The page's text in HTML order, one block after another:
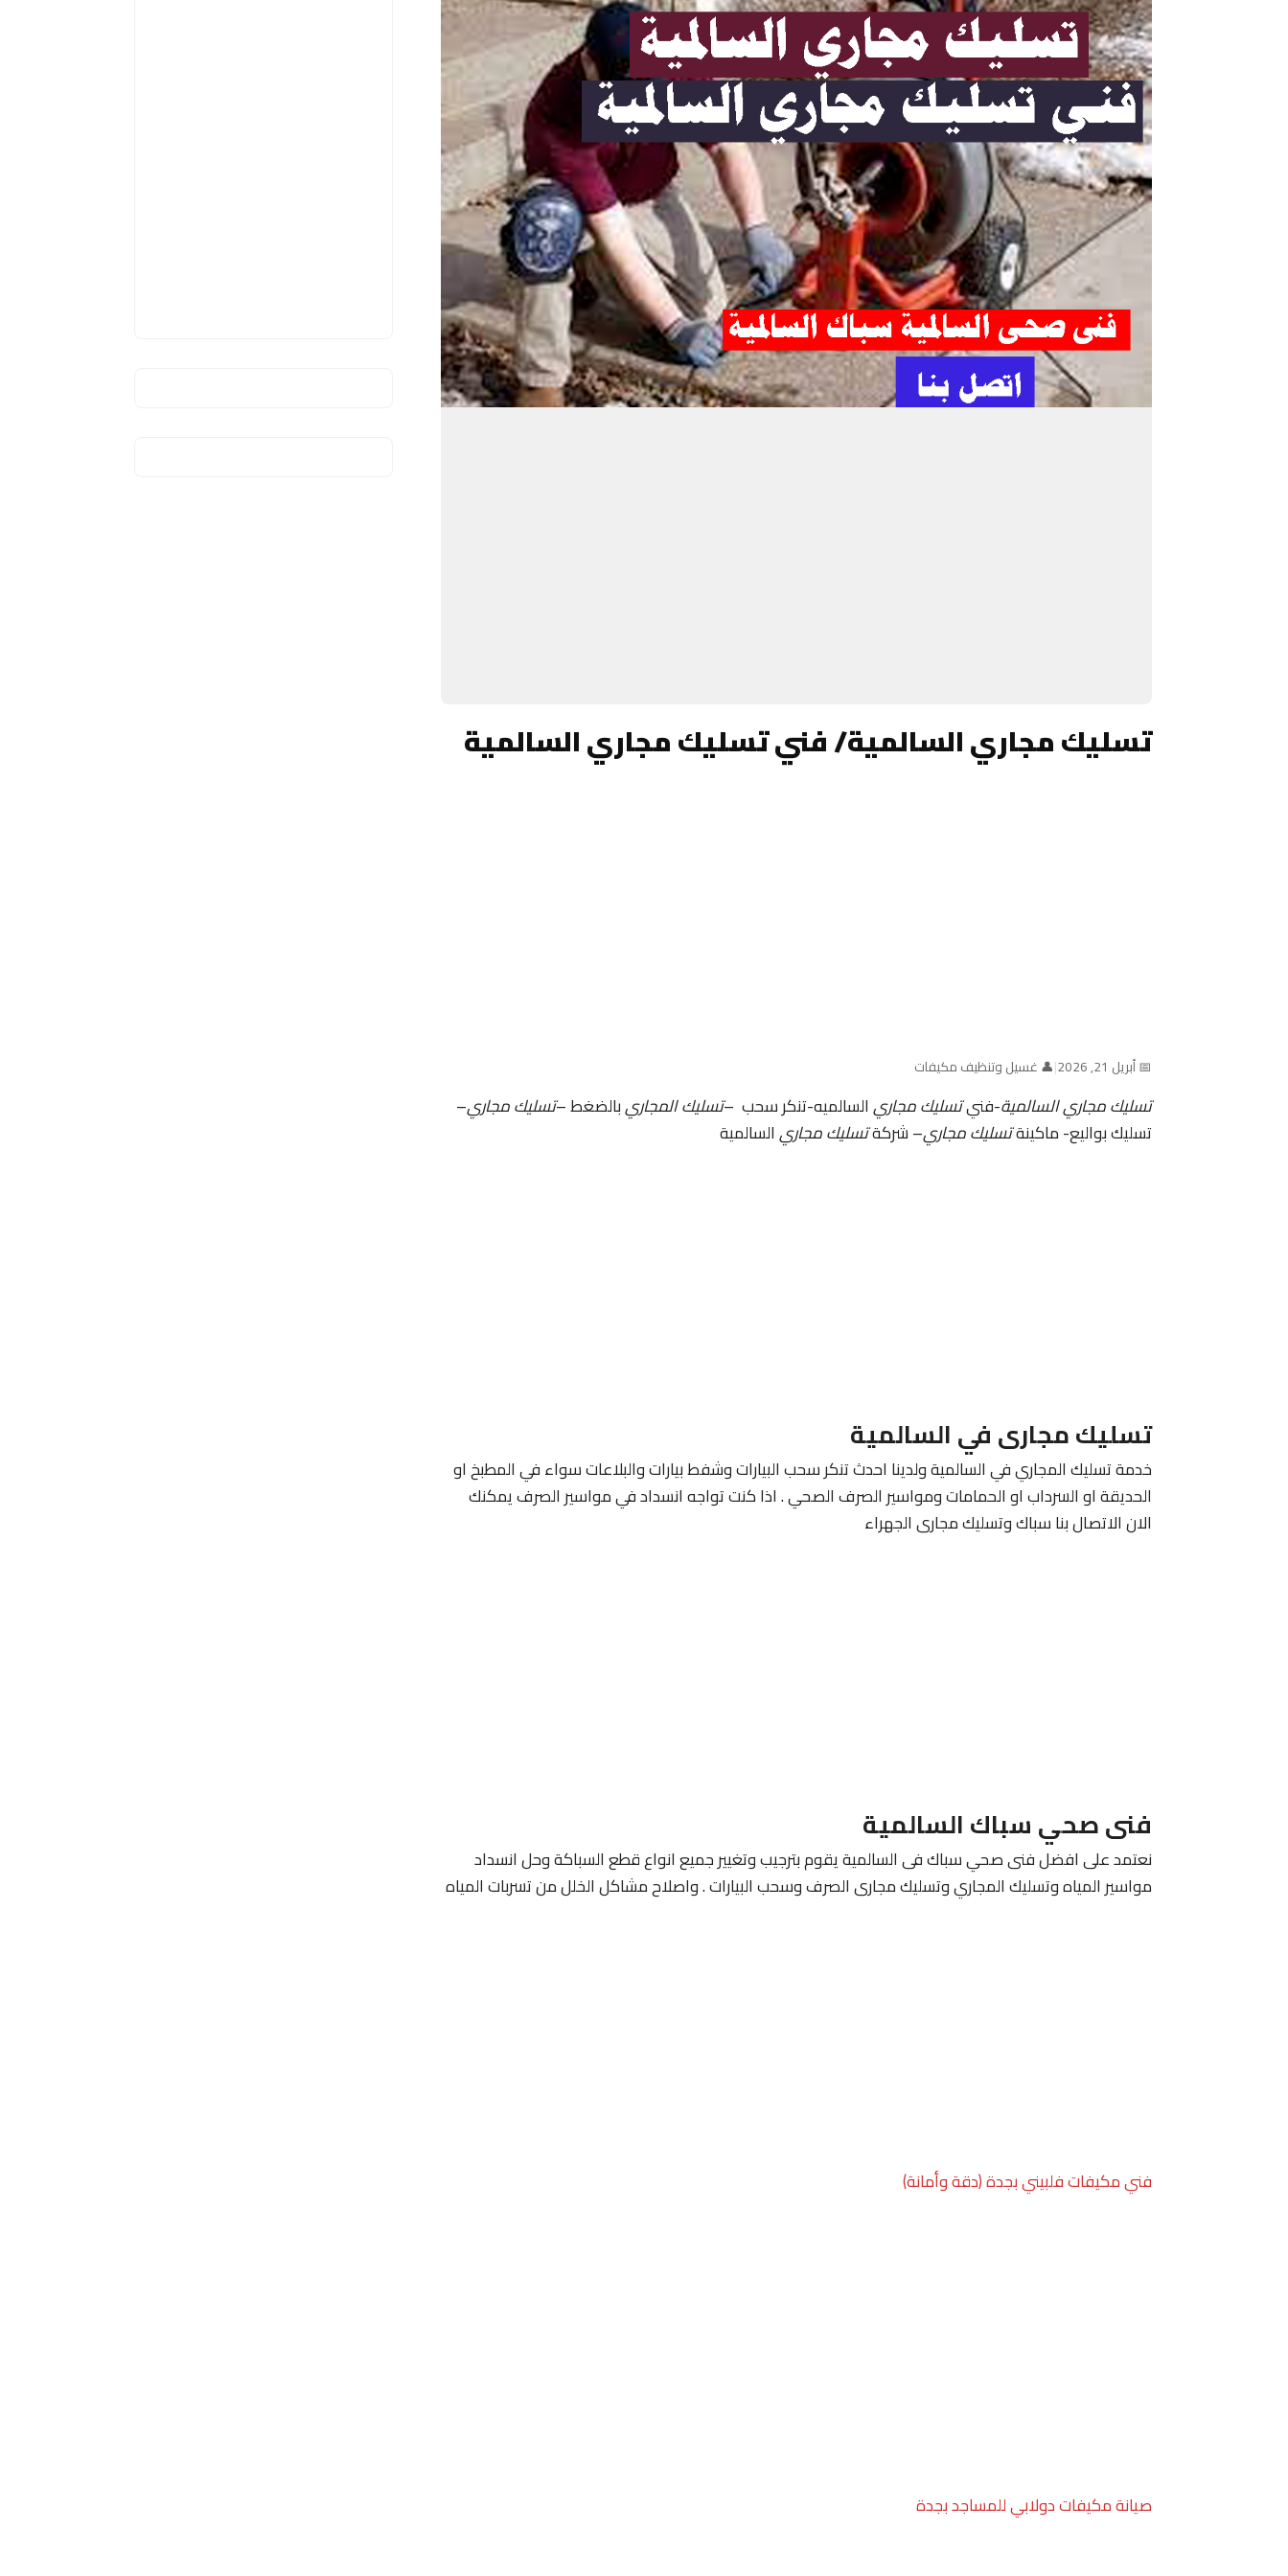
تسليك مجاري السالمية/ فني تسليك مجاري السالمية
📅 أبريل 21, 2026 |👤 غسيل وتنظيف مكيفات
تسليك مجاري السالمية-فنيتسليك مجاريالسالميه-تنكر سحب –تسليك المجاريبالضغط –تسليك مجاري–
تسليك بواليع- ماكينةتسليك مجاري– شركةتسليك مجاريالسالمية
تسليك مجارى في السالمية
خدمة تسليك المجاري في السالمية ولدينا احدث تنكر سحب البيارات وشفط بيارات والبلاعات سواء في المطبخ او
الحديقة او السرداب او الحمامات ومواسير الصرف الصحي . اذا كنت تواجه انسداد في مواسير الصرف يمكنك
الان الاتصال بنا سباك وتسليك مجارى الجهراء
فنى صحي سباك السالمية
نعتمد على افضل فنى صحي سباك فى السالمية يقوم بترجيب وتغيير جميع انواع قطع السباكة وحل انسداد
مواسير المياه وتسليك المجاري وتسليك مجارى الصرف وسحب البيارات . واصلاح مشاكل الخلل من تسربات المياه
فني مكيفات فلبيني بجدة (دقة وأمانة)
صيانة مكيفات دولابي للمساجد بجدة